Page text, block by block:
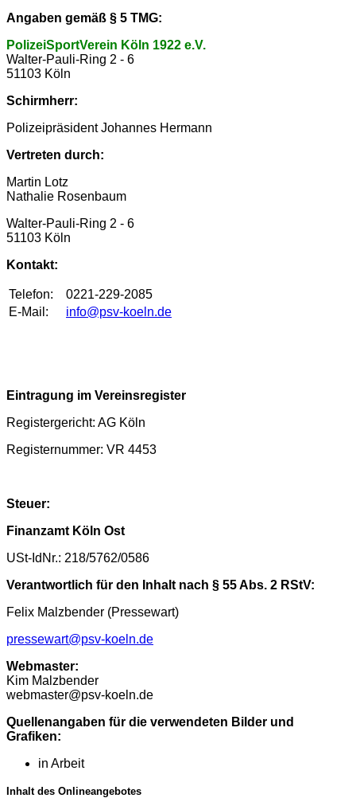
Angaben gemäß § 5 TMG:
PolizeiSportVerein Köln 1922 e.V.
Walter-Pauli-Ring 2 - 6
51103 Köln
Schirmherr:
Polizeipräsident Johannes Hermann
Vertreten durch:
Martin Lotz
Nathalie Rosenbaum
Walter-Pauli-Ring 2 - 6
51103 Köln
Kontakt:
Telefon:
0221-229-2085
E-Mail:
info@psv-koeln.de
Eintragung im Vereinsregister
Registergericht: AG Köln
Registernummer: VR 4453
Steuer:
Finanzamt Köln Ost
USt-IdNr.: 218/5762/0586
Verantwortlich für den Inhalt nach § 55 Abs. 2 RStV:
Felix Malzbender (Pressewart)
pressewart@psv-koeln.de
Webmaster:
Kim Malzbender
webmaster@psv-koeln.de
Quellenangaben für die verwendeten Bilder und
Grafiken:
in Arbeit
Inhalt des Onlineangebotes